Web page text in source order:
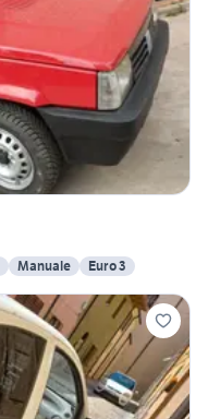
Manuale Euro 3